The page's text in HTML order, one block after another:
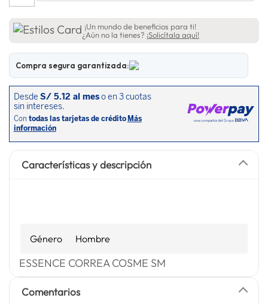
¡Un mundo de beneficios para ti!
¿Aún no la tienes? ¡Solicítala aquí!
Compra segura garantizada:
Características y descripción
Género Hombre
ESSENCE CORREA COSME SM
Comentarios